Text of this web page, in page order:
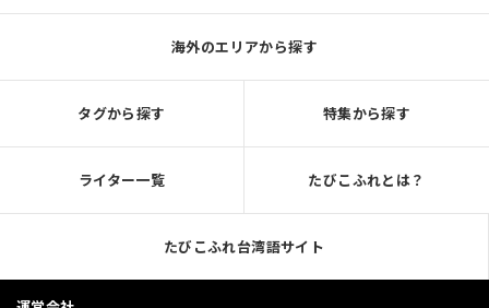
海外のエリアから探す
タグから探す 特集から探す
ライター一覧 たびこふれとは？
たびこふれ台湾語サイト